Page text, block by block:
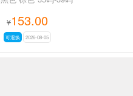
¥153.00
可退换 2026-08-05